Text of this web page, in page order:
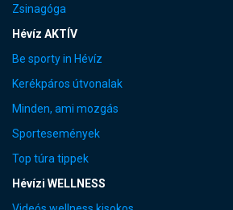
Zsinagóga
Hévíz AKTÍV
Be sporty in Hévíz
Kerékpáros útvonalak
Minden, ami mozgás
Sportesemények
Top túra tippek
Hévízi WELLNESS